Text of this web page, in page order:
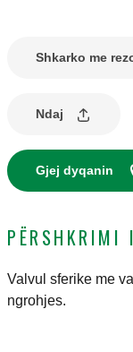
Shkarko me
Ndaj
Gjej dyqanin
PËRSHKRIMI
Valvul sferike me
ngrohjes.